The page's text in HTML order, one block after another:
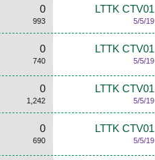
0
993
LTTK CTV01
5/5/19
0
740
LTTK CTV01
5/5/19
0
1,242
LTTK CTV01
5/5/19
0
690
LTTK CTV01
5/5/19